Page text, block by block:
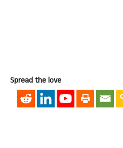
Spread the love